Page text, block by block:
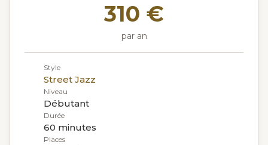
310 €
par an
Style
Street Jazz
Niveau
Débutant
Durée
60 minutes
Places